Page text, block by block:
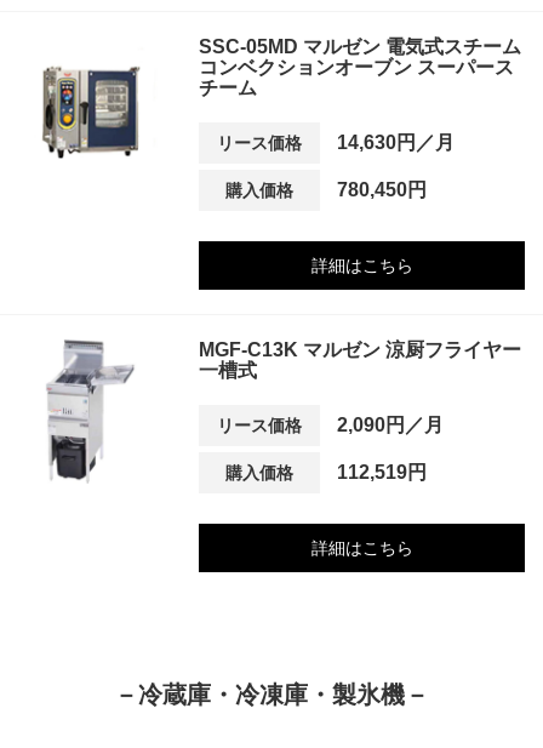
SSC-05MD マルゼン 電気式スチーム
コンベクションオーブン スーパース
チーム
リース価格 14,630円／月
購入価格 780,450円
詳細はこちら
MGF-C13K マルゼン 涼厨フライヤー
一槽式
リース価格 2,090円／月
購入価格 112,519円
詳細はこちら
－冷蔵庫・冷凍庫・製氷機－